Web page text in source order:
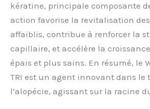
kératine, principale composante
action favorise la revitalisation
affaiblis, contribue à renforcer la
capillaire, et accélère la
épais et plus sains. En résumé, le
TRI est un agent innovant dans le
l’alopécie, agissant sur la racine